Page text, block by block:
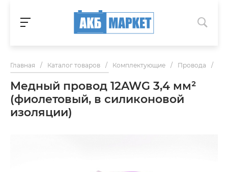
Главная / Каталог товаров / Комплектующие / Провода /
Медный провод 12AWG 3,4 мм²
(фиолетовый, в силиконовой
изоляции)